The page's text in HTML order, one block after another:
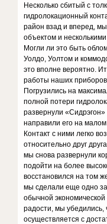
Несколько сбитый с
гидролокационный
район взад и вперед,
объектом и
Могли ли это быть
Уолдо, Уолтом и
это вполне вероятно.
работы наших приборов.
Погрузились на
полной потери
развернули «Сидрэгон»
направили его на
Контакт с ними легко
относительно друг
мы снова развернули
подойти на более
восстановился на том
мы сделали еще одно
обычной
радости, мы
осуществляется с